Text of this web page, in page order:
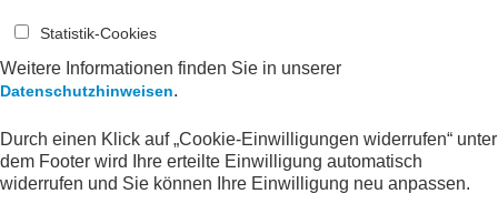
und ermöglichten eine faire Verteilung der Lasten
es von enormer Bedeutung, Nachhaltigkeit bei der
Prüfung in den Haushaltskreislauf zu integrieren.
Im Anschluss an die spannenden Vorträge nutzte der
Arbeitskreis noch die Möglichkeit, sich zur geplanten
Publikation auszutauschen und über weitere
Statistik-Cookies
Weitere Informationen finden Sie in unserer
Datenschutzhinweisen.
Durch einen Klick auf „Cookie-Einwilligungen widerrufen“ unter
dem Footer wird Ihre erteilte Einwilligung automatisch
widerrufen und Sie können Ihre Einwilligung neu anpassen.